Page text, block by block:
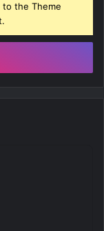
to the Theme